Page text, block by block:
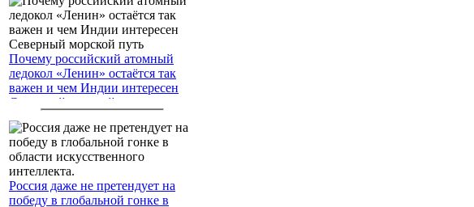
Почему российский атомный
ледокол «Ленин» остаётся так
важен и чем Индии интересен
Северный морской путь
Россия даже не претендует на
победу в глобальной гонке в